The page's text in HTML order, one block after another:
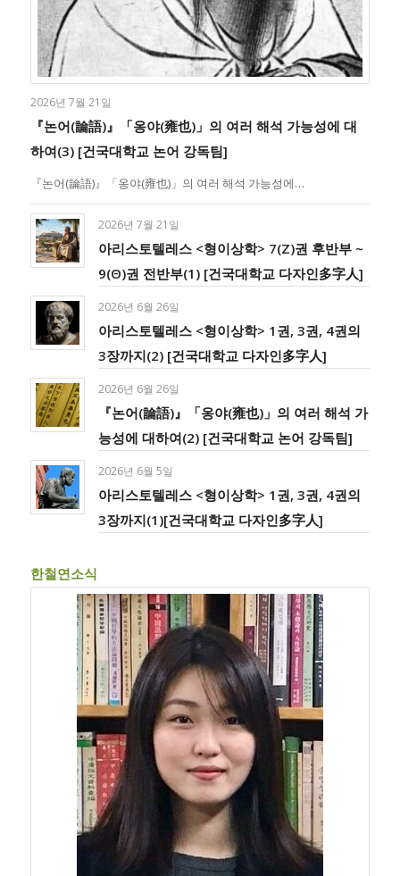
2026년 7월 21일
『논어(論語)』「옹야(雍也)」의 여러 해석 가능성에 대
하여(3) [건국대학교 논어 강독팀]
『논어(論語)』「옹야(雍也)」의 여러 해석 가능성에…
2026년 7월 21일
아리스토텔레스 <형이상학> 7(Ζ)권 후반부 ~
9(Θ)권 전반부(1) [건국대학교 다자인多字人]
2026년 6월 26일
아리스토텔레스 <형이상학> 1권, 3권, 4권의
3장까지(2) [건국대학교 다자인多字人]
2026년 6월 26일
『논어(論語)』「옹야(雍也)」의 여러 해석 가
능성에 대하여(2) [건국대학교 논어 강독팀]
2026년 6월 5일
아리스토텔레스 <형이상학> 1권, 3권, 4권의
3장까지(1)[건국대학교 다자인多字人]
한철연소식